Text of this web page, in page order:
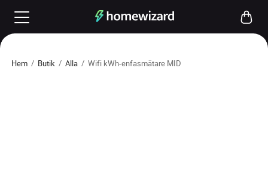
Hem / Butik / Alla / Wifi kWh-enfasmätare MID